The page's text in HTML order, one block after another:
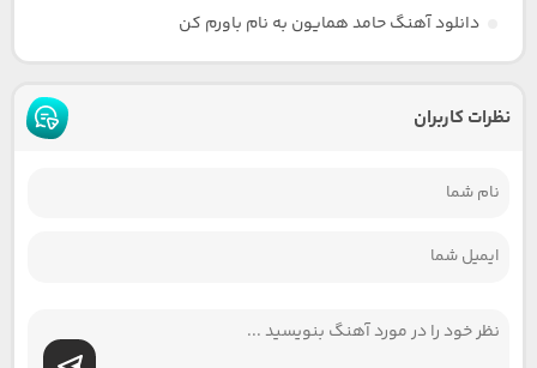
دانلود آهنگ حامد همایون به نام باورم کن
نظرات کاربران